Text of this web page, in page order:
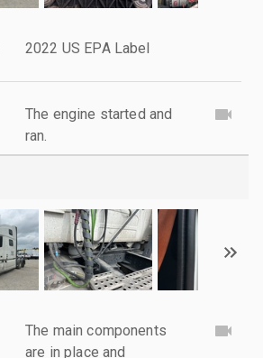
2022 US EPA Label
The engine started and
ran.
The main components
are in place and